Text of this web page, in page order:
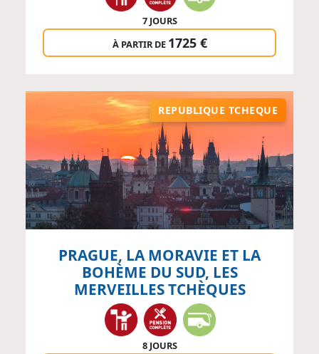
7 JOURS
À PARTIR DE 1725 €
REPUBLIQUE TCHEQUE
PRAGUE, LA MORAVIE ET LA
BOHÈME DU SUD, LES
MERVEILLES TCHÈQUES
8 JOURS